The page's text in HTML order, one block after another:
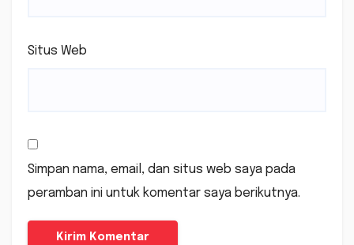
Situs Web
Simpan nama, email, dan situs web saya pada
peramban ini untuk komentar saya berikutnya.